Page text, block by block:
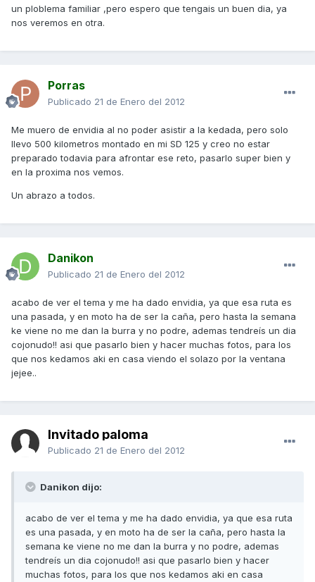
un ploblema familiar ,pero espero que tengais un buen dia, ya
nos veremos en otra.
Porras
Publicado 21 de Enero del 2012
Me muero de envidia al no poder asistir a la kedada, pero solo
llevo 500 kilometros montado en mi SD 125 y creo no estar
preparado todavia para afrontar ese reto, pasarlo super bien y
en la proxima nos vemos.
Un abrazo a todos.
Danikon
Publicado 21 de Enero del 2012
acabo de ver el tema y me ha dado envidia, ya que esa ruta es
una pasada, y en moto ha de ser la caña, pero hasta la semana
ke viene no me dan la burra y no podre, ademas tendreís un dia
cojonudo!! asi que pasarlo bien y hacer muchas fotos, para los
que nos kedamos aki en casa viendo el solazo por la ventana
jejee..
Invitado paloma
Publicado 21 de Enero del 2012
Danikon dijo:
acabo de ver el tema y me ha dado envidia, ya que esa ruta
es una pasada, y en moto ha de ser la caña, pero hasta la
semana ke viene no me dan la burra y no podre, ademas
tendreís un dia cojonudo!! asi que pasarlo bien y hacer
muchas fotos, para los que nos kedamos aki en casa